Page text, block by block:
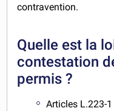
contravention.
Quelle est la
contestation
permis ?
Articles L.223-